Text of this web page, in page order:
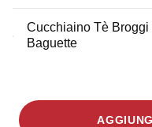
Cucchiaino Tè Broggi
Baguette